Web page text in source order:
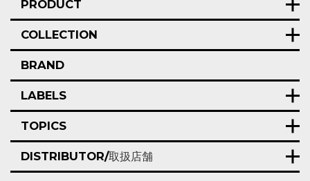
PRODUCT
COLLECTION
BRAND
LABELS
TOPICS
DISTRIBUTOR/取扱店舗